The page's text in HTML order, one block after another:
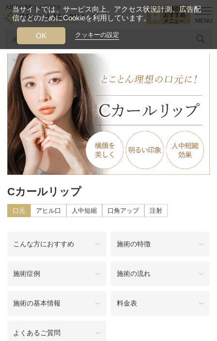
大阪西梅田駅から徒歩2分
人気のワード 糸リフト
今月のおすすめメニュー
当クリニック月替わりのおすすめのメニュー
プライベートスキンクリニックが
選ばれる理由
クリニックについて
料金一覧
施術症例
お悩みで探す
診療メニュー 口元 Cカールリップ
Cカールリップ
口元 アヒル口 人中短縮 口角アップ 注射
こんな方におすすめ 施術の特徴
施術症例 施術の流れ
施術の基本情報 料金表
よくあるご質問
当サイトでは、サービス向上、アクセス状況計測、広告配
信などのためにCookieを利用しています。
クッキーの設定
OK